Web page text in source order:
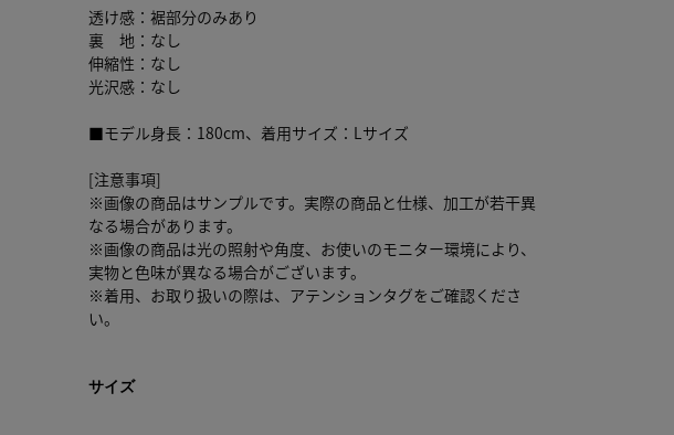
透け感：裾部分のみあり
裏 地：なし
伸縮性：なし
光沢感：なし
■モデル身長：180cm、着用サイズ：Lサイズ
[注意事項]
※画像の商品はサンプルです。実際の商品と仕様、加工が若干異
なる場合があります。
※画像の商品は光の照射や角度、お使いのモニター環境により、
実物と色味が異なる場合がございます。
※着用、お取り扱いの際は、アテンションタグをご確認くださ
い。
サイズ